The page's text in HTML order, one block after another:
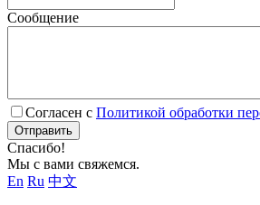
Сообщение
Согласен с Политикой обработки
Отправить
Спасибо!
Мы с вами свяжемся.
En Ru 中文